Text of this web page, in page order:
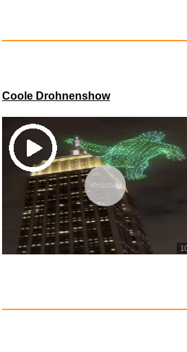
Hannah Montana/
Coole Drohnenshow
Vorschau